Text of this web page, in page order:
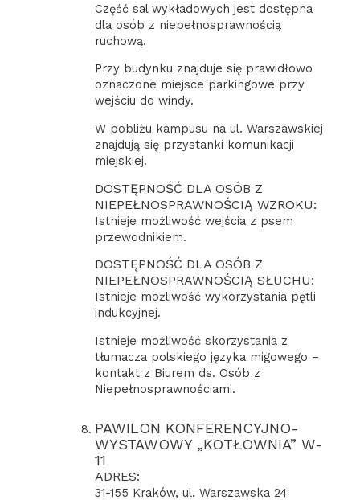
Część sal wykładowych jest dostępna
dla osób z niepełnosprawnością
ruchową.
Przy budynku znajduje się prawidłowo
oznaczone miejsce parkingowe przy
wejściu do windy.
W pobliżu kampusu na ul. Warszawskiej
znajdują się przystanki komunikacji
miejskiej.
DOSTĘPNOŚĆ DLA OSÓB Z
NIEPEŁNOSPRAWNOŚCIĄ WZROKU:
Istnieje możliwość wejścia z psem
przewodnikiem.
DOSTĘPNOŚĆ DLA OSÓB Z
NIEPEŁNOSPRAWNOŚCIĄ SŁUCHU:
Istnieje możliwość wykorzystania pętli
indukcyjnej.
Istnieje możliwość skorzystania z
tłumacza polskiego języka migowego –
kontakt z Biurem ds. Osób z
Niepełnosprawnościami.
PAWILON KONFERENCYJNO-
WYSTAWOWY „KOTŁOWNIA” W-
11
ADRES:
31-155 Kraków, ul. Warszawska 24